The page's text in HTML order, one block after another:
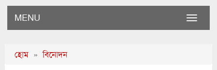
Toggle
MENU
হোম » বিনোদন